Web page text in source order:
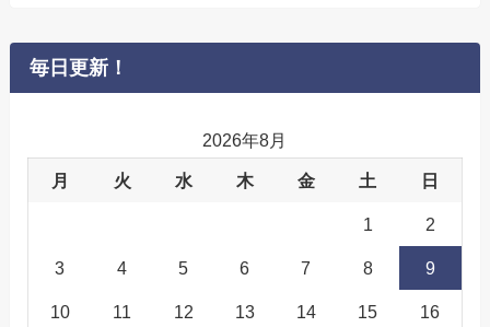
毎日更新！
2026年8月
月 火 水 木 金 土 日
1 2
3 4 5 6 7 8 9
10 11 12 13 14 15 16